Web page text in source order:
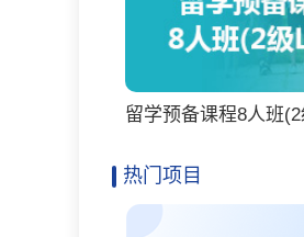
留学预备课程8人班(2
热门项目